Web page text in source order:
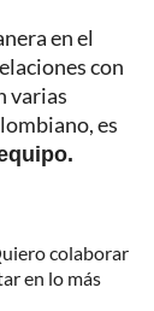
en el
con
varias
es
colaborar
en lo más